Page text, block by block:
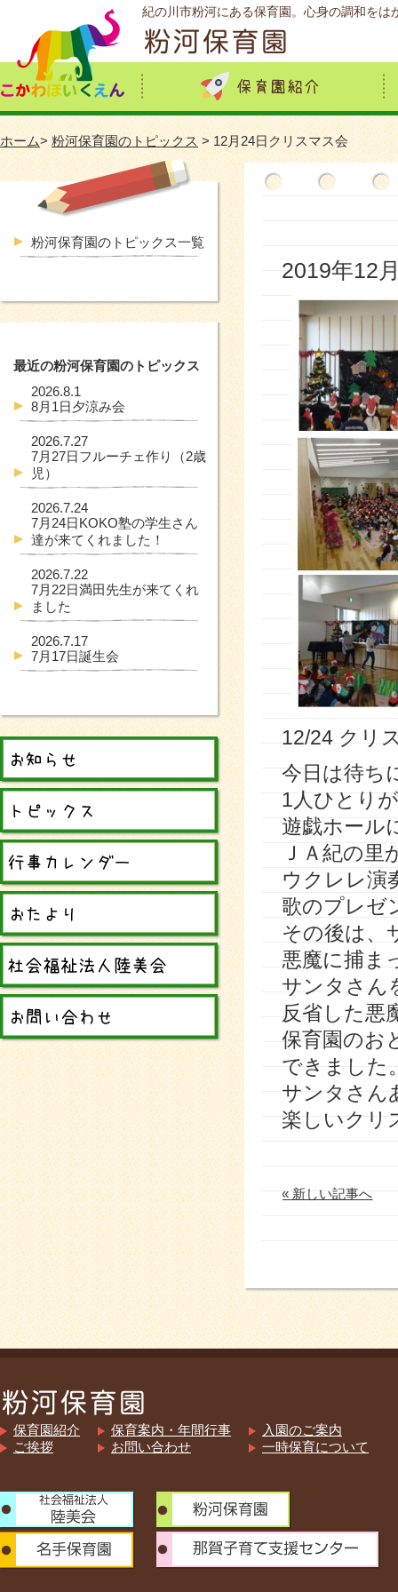
紀の川市粉河にある保育園。心身の調和を
ホーム> 粉河保育園のトピックス > 12月24日クリスマス会
2019年12
12/24 クリ
今日は待ち
1人ひとり
遊戯ホール
ＪＡ紀の
ウクレレ演
歌のプレゼ
その後は、
悪魔に捕ま
サンタさん
反省した悪
保育園のお
できました
サンタさん
楽しいクリ
« 新しい記事へ
粉河保育園のトピックス一覧
最近の粉河保育園のトピックス
2026.8.1
8月1日夕涼み会
2026.7.27
7月27日フルーチェ作り（2歳
児）
2026.7.24
7月24日KOKO塾の学生さん
達が来てくれました！
2026.7.22
7月22日満田先生が来てくれ
ました
2026.7.17
7月17日誕生会
保育園紹介
ご挨拶
保育案内・年間行事
お問い合わせ
入園のご案内
一時保育について